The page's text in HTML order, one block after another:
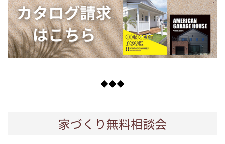
◆◆◆
家づくり無料相談会